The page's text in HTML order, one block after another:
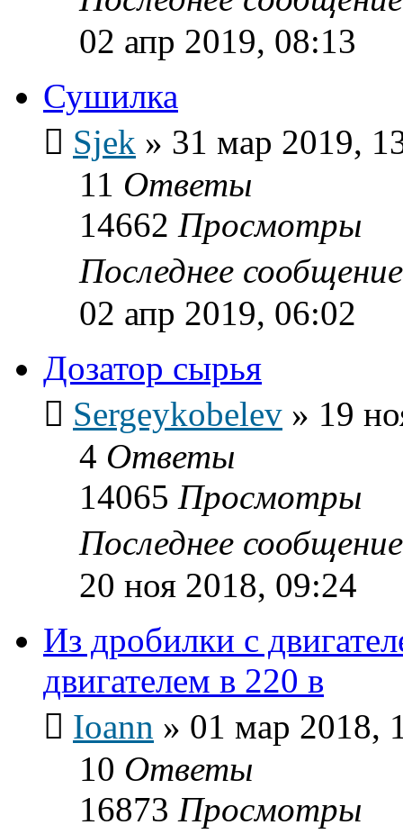
02 апр 2019, 08:13
Сушилка
Sjek » 31 мар 2019,
11 Ответы
14662 Просмотры
Последнее
02 апр 2019, 06:02
Дозатор сырья
Sergeykobelev » 19
4 Ответы
14065 Просмотры
Последнее
20 ноя 2018, 09:24
Из дробилки с
двигателем в 220 в
Ioann » 01 мар 2018,
10 Ответы
16873 Просмотры